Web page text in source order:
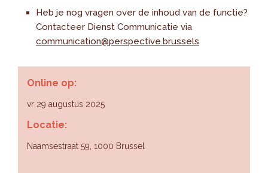
Heb je nog vragen over de inhoud van de functie?
Contacteer Dienst Communicatie via
communication@perspective.brussels
Online op:
vr 29 augustus 2025
Locatie:
Naamsestraat 59, 1000 Brussel